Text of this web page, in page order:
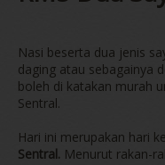
Nasi beserta dua jenis
daging atau sebagainya
boleh di katakan murah
Sentral.
Hari ini merupakan hari
Sentral. Menurut rakan-